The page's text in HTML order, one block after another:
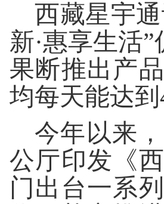
西藏星宇
新·惠享生活
果断推出产
均每天能达到
今年以来
公厅印发《
门出台一系